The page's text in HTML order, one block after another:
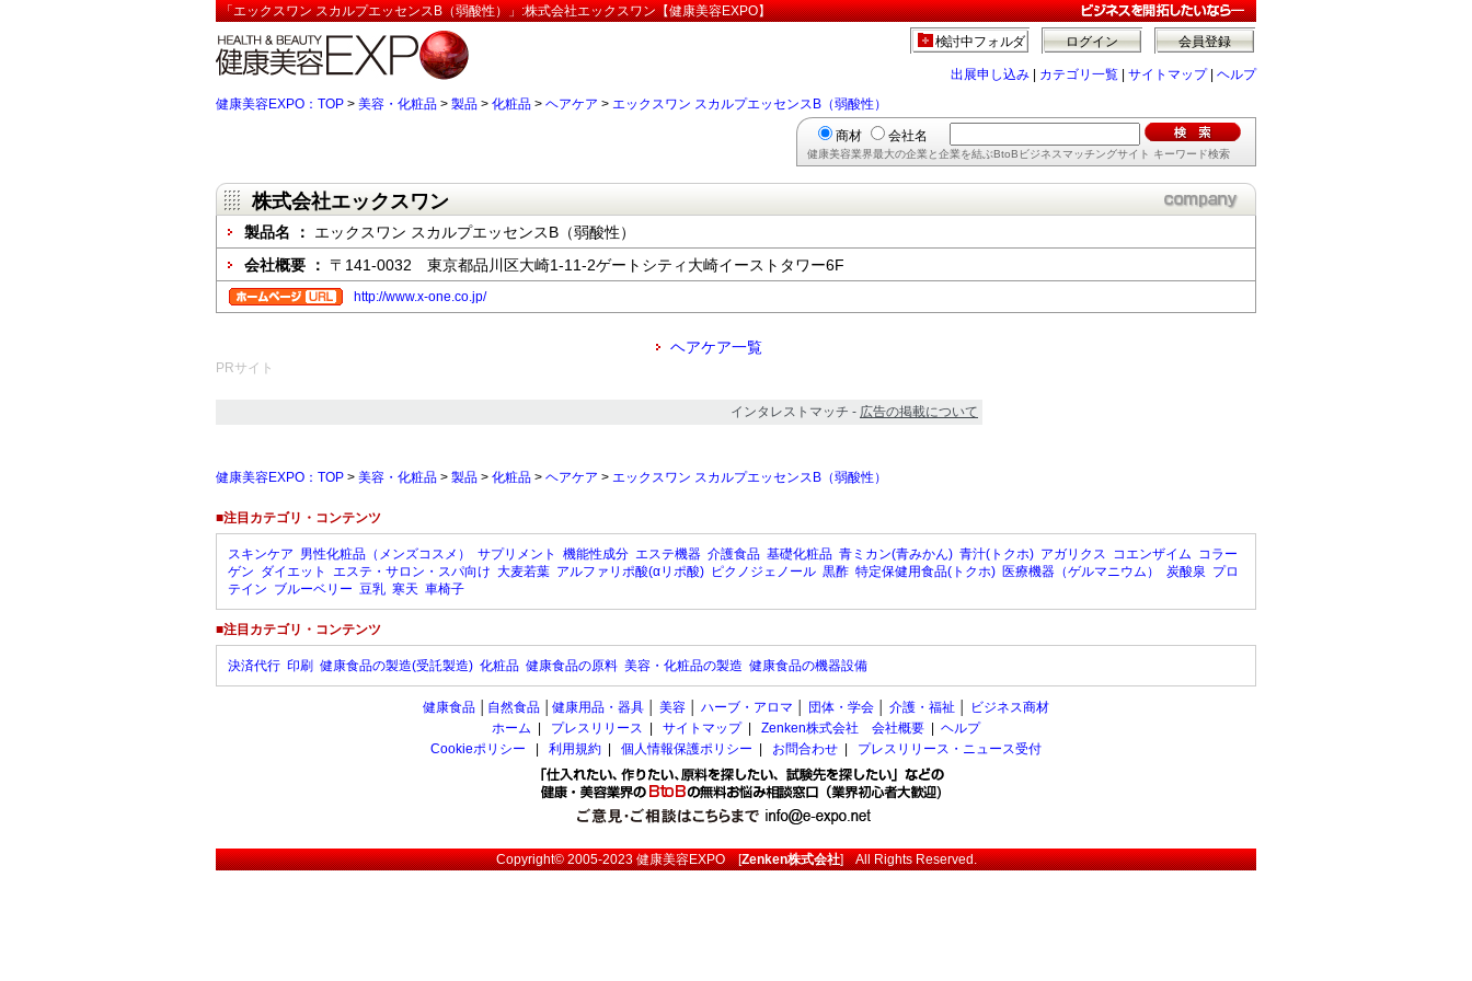
「エックスワン スカルプエッセンスB（弱酸性）」:株式会社エックスワン【健康美容EXPO】
会員登録
ログイン
検討中フォルダ
出展申し込み カテゴリ一覧 サイトマップ| ヘルプ
健康美容EXPO：TOP > 美容・化粧品 > 製品 > 化粧品 > ヘアケア > エックスワン スカルプエッセンスB（弱酸性）
商材 会社名
健康美容業界最大の企業と企業を結ぶBtoBビジネスマッチングサイト キーワード検索
株式会社エックスワン
製品名 ： エックスワン スカルプエッセンスB（弱酸性）
会社概要 ： 〒141-0032 東京都品川区大崎1-11-2ゲートシティ大崎イーストタワー6F
http://www.x-one.co.jp/
ヘアケア一覧
PRサイト
インタレストマッチ - 広告の掲載について
健康美容EXPO：TOP > 美容・化粧品 > 製品 > 化粧品 > ヘアケア > エックスワン スカルプエッセンスB（弱酸性）
■注目カテゴリ・コンテンツ
スキンケア 男性化粧品（メンズコスメ） サプリメント 機能性成分 エステ機器 介護食品 基礎化粧品 青ミカン(青みかん) 青汁(トクホ) アガリクス コエンザイム コラー
ゲン ダイエット エステ・サロン・スパ向け 大麦若葉 アルファリポ酸(αリポ酸) ピクノジェノール 黒酢 特定保健用食品(トクホ) 医療機器（ゲルマニウム） 炭酸泉 プロ
テイン ブルーベリー 豆乳 寒天 車椅子
■注目カテゴリ・コンテンツ
決済代行 印刷 健康食品の製造(受託製造) 化粧品 健康食品の原料 美容・化粧品の製造 健康食品の機器設備
健康食品 自然食品 健康用品・器具 美容 ハーブ・アロマ 団体・学会 介護・福祉
ビジネス商材
ホーム
プレスリリース サイトマップ| Zenken株式会社 会社概要
ヘルプ
Cookieポリシー
利用規約 個人情報保護ポリシー お問合わせ プレスリリース・ニュース受付
Copyright© 2005-2023健康美容EXPO[Zenken株式会社] All Rights Reserved.